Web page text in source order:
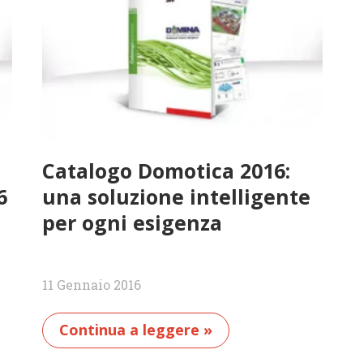
Catalogo Domotica 2016:
una soluzione intelligente
per ogni esigenza
11 Gennaio 2016
Continua a leggere »